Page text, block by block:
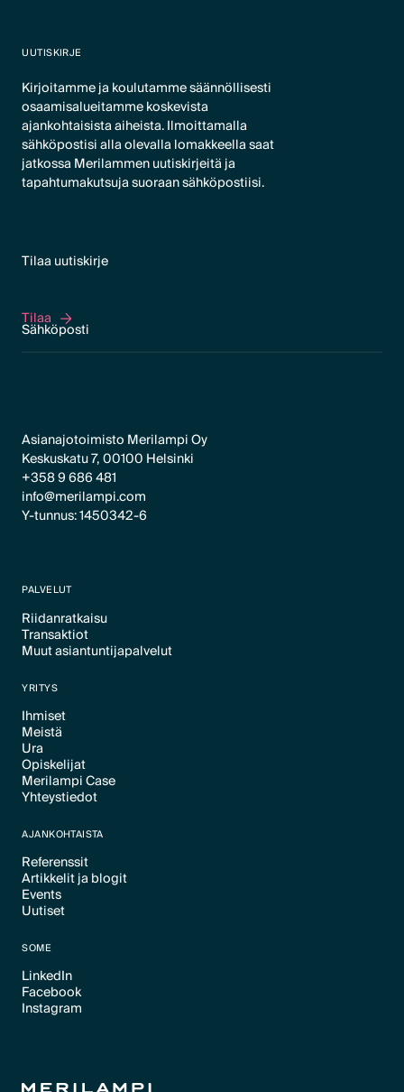
UUTISKIRJE
Kirjoitamme ja koulutamme säännöllisesti
osaamisalueitamme koskevista
ajankohtaisista aiheista. Ilmoittamalla
sähköpostisi alla olevalla lomakkeella saat
jatkossa Merilammen uutiskirjeitä ja
tapahtumakutsuja suoraan sähköpostiisi.
Tilaa uutiskirje
Tilaa
Tilaa
Asianajotoimisto Merilampi Oy
Keskuskatu 7, 00100 Helsinki
+358 9 686 481
info@merilampi.com
Y-tunnus: 1450342-6
PALVELUT
Riidanratkaisu
Text Link
Transaktiot
Text Link
Muut asiantuntijapalvelut
YRITYS
Ihmiset
Text Link
Meistä
Text Link
Ura
Text Link
Opiskelijat
Text Link
Merilampi Case
Text Link
Yhteystiedot
AJANKOHTAISTA
Referenssit
Text Link
Artikkelit ja blogit
Text Link
Events
Text Link
Uutiset
SOME
LinkedIn
Text Link
Facebook
Text Link
Instagram